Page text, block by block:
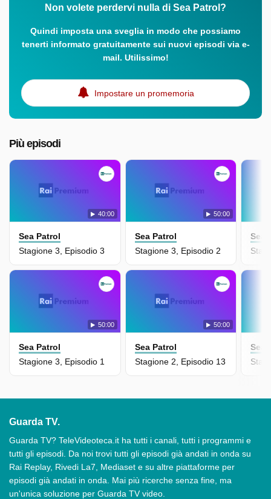
Non volete perdervi nulla di Sea Patrol?
Quindi imposta una sveglia in modo che possiamo
tenerti informato gratuitamente sui nuovi episodi via e-
mail. Utilissimo!
Impostare un promemoria
Più episodi
40:00
Sea Patrol
Stagione 3, Episodio 3
50:00
Sea Patrol
Stagione 3, Episodio 2
50:00
Sea Patrol
Stagione 3, Episodio 1
50:00
Sea Patrol
Stagione 2, Episodio 13
Sea
Sea
Guarda TV.
Guarda TV? TeleVideoteca.it ha tutti i canali, tutti i programmi e
tutti gli episodi. Da noi trovi tutti gli episodi già andati in onda su
Rai Replay, Rivedi La7, Mediaset e su altre piattaforme per
episodi già andati in onda. Mai più ricerche senza fine, ma
un'unica soluzione per Guarda TV video.